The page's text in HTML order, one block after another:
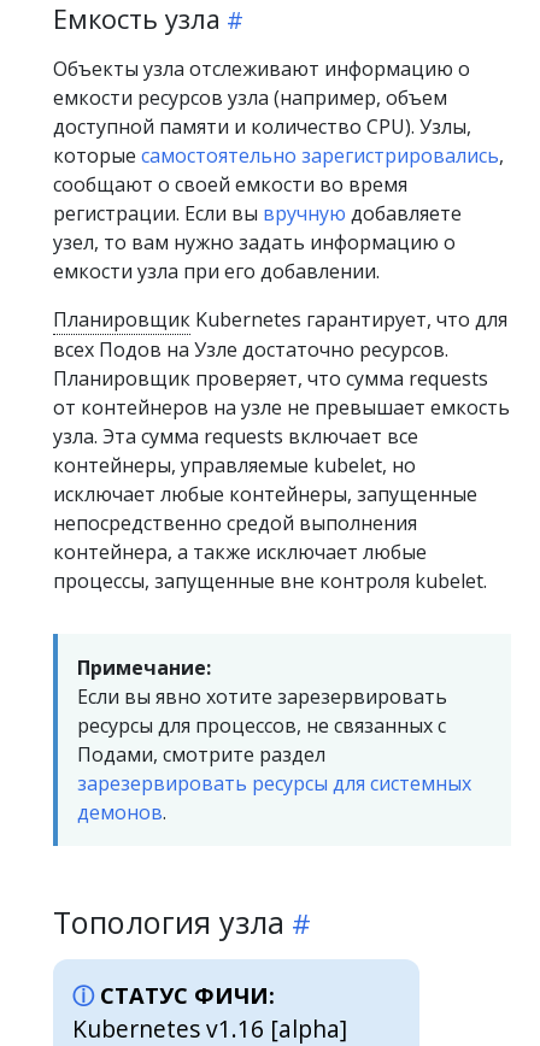
Емкость узла
Объекты узла отслеживают информацию о
емкости ресурсов узла (например, объем
доступной памяти и количество CPU). Узлы,
которые самостоятельно зарегистрировались,
сообщают о своей емкости во время
регистрации. Если вы вручную добавляете
узел, то вам нужно задать информацию о
емкости узла при его добавлении.
Планировщик Kubernetes гарантирует, что для
всех Подов на Узле достаточно ресурсов.
Планировщик проверяет, что сумма requests
от контейнеров на узле не превышает емкость
узла. Эта сумма requests включает все
контейнеры, управляемые kubelet, но
исключает любые контейнеры, запущенные
непосредственно средой выполнения
контейнера, а также исключает любые
процессы, запущенные вне контроля kubelet.
Примечание:
Если вы явно хотите зарезервировать
ресурсы для процессов, не связанных с
Подами, смотрите раздел
зарезервировать ресурсы для системных
демонов.
Топология узла
СТАТУС ФИЧИ:
Kubernetes v1.16 [alpha]